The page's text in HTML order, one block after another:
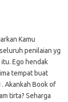
Kamu
penilaian yg
Ego hendak
tempat buat
Akankah Book of
tirta? Seharga